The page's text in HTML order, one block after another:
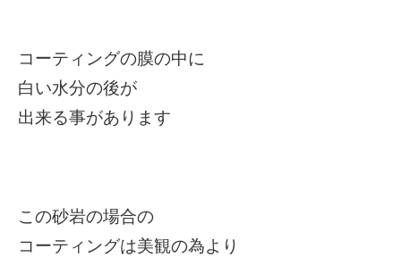
コーティングの膜の中に
白い水分の後が
出来る事があります
この砂岩の場合の
コーティングは美観の為より